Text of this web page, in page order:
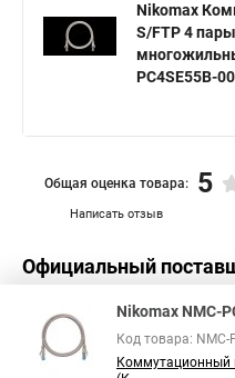
Nikomax
S/FTP 4
PC4SE55B-
Написать отзыв
Общая оценка товара: 5
Официальный
Nikomax NMC-
Код товара: NMC-
Коммутационный